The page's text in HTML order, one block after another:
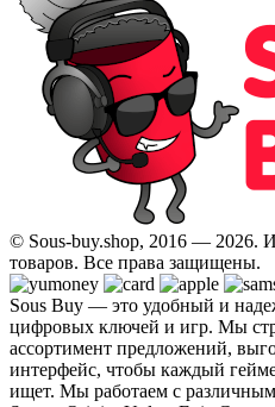
© Sous-buy.shop, 2016 — 2026.
товаров. Все права защищены.
Sous Buy — это удобный и
цифровых ключей и игр. Мы
ассортимент предложений,
интерфейс, чтобы каждый
ищет. Мы работаем с